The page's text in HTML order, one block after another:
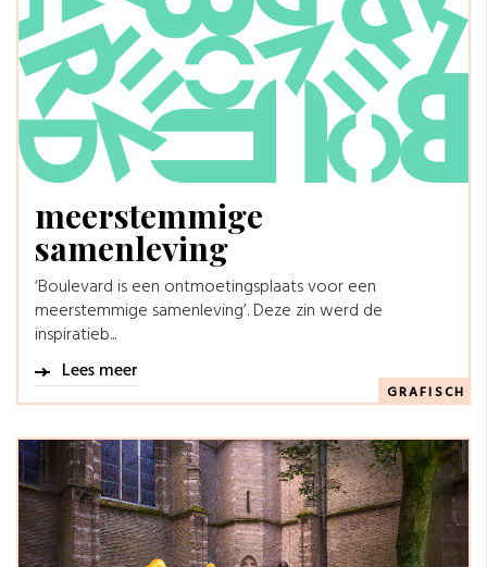
meerstemmige
samenleving
‘Boulevard is een ontmoetingsplaats voor een
meerstemmige samenleving’. Deze zin werd de
inspiratieb...
Lees meer
GRAFISCH